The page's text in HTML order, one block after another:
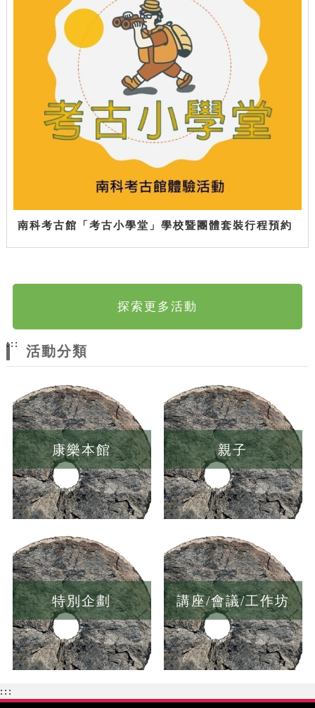
南科考古館「考古小學堂」學校暨團體套裝行程預約
探索更多活動
:::
活動分類
康樂本館 親子
特別企劃 講座/會議/工作坊
:::